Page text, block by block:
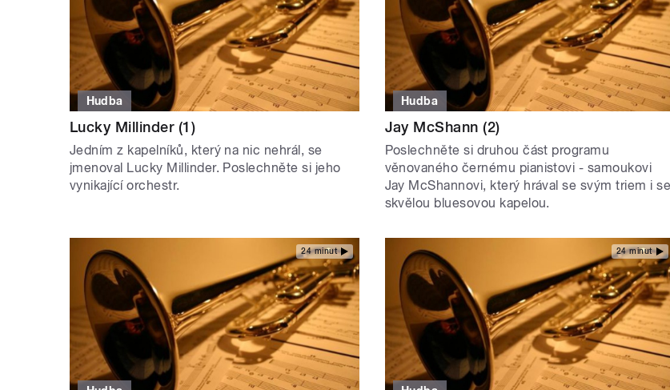
Hudba
Lucky Millinder (1)
Jedním z kapelníků, který na nic nehrál, se
jmenoval Lucky Millinder. Poslechněte si jeho
vynikající orchestr.
Hudba
Jay McShann (2)
Poslechněte si druhou část programu
věnovaného černému pianistovi - samoukovi
Jay McShannovi, který hrával se svým triem i se
skvělou bluesovou kapelou.
24 minut 24 minut